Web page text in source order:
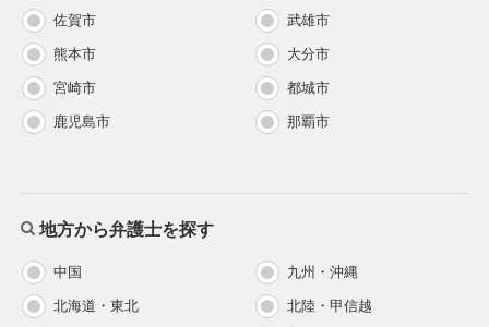
佐賀市 武雄市
熊本市 大分市
宮崎市 都城市
鹿児島市 那覇市
地方から弁護士を探す
中国 九州・沖縄
北海道・東北 北陸・甲信越